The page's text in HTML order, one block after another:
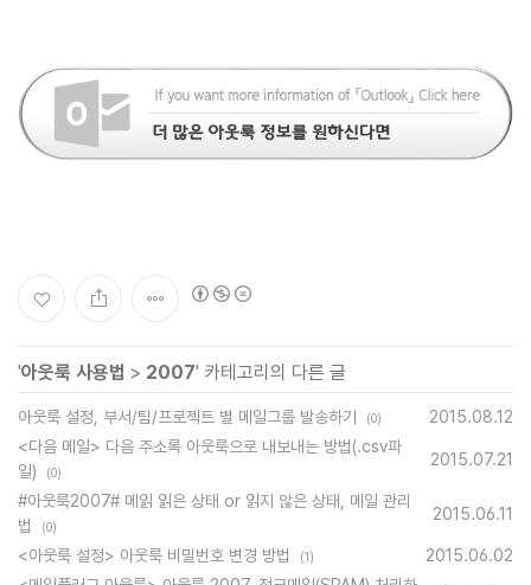
'아웃룩 사용법 > 2007' 카테고리의 다른 글
아웃룩 설정, 부서/팀/프로젝트 별 메일그룹 발송하기 (0)
2015.08.12
<다음 메일> 다음 주소록 아웃룩으로 내보내는 방법(.csv파
일)
(0)
2015.07.21
#아웃룩2007# 메읽 읽은 상태 or 읽지 않은 상태, 메일 관리
법
(0)
2015.06.11
<아웃룩 설정> 아웃룩 비밀번호 변경 방법 (1)
2015.06.02